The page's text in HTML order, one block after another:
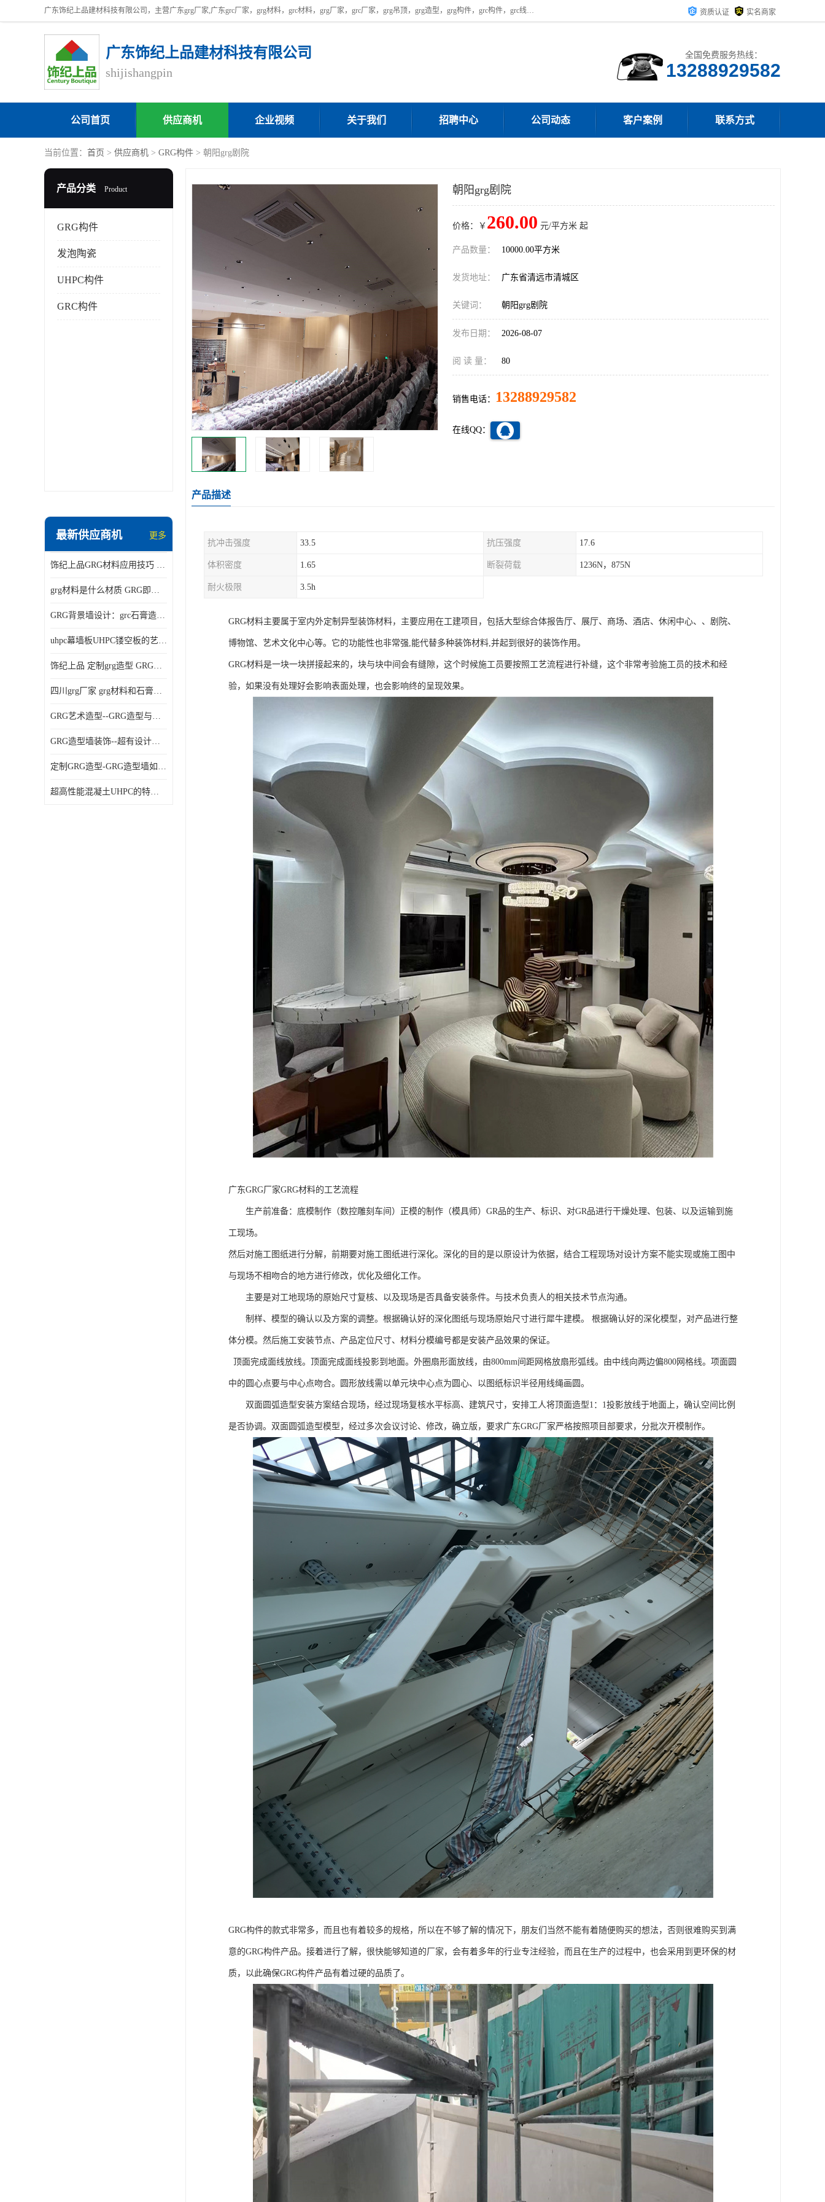
广东饰纪上品建材科技有限公司，主营广东grg厂家,广东grc厂家，grg材料，grc材料，grg厂家，grc厂家，grg吊顶，grg造型，grg构件，grc构件，grc线条，grc构件厂家,，grg材料生产厂家，grg材料定制，uhpc，uhpc厂家，uhpc外墙挂板，uhpc镂空幕墙板，厂房位于广东清远，如果您对我公司的产品服务感兴趣，请联系我们。 资质认证 实名商家
广东饰纪上品建材科技有限公司
shijishangpin
全国免费服务热线：
13288929582
公司首页 供应商机 企业视频 关于我们 招聘中心 公司动态 客户案例 联系方式
当前位置： 首页 > 供应商机 > GRG构件 > 朝阳grg剧院
产品分类 Product
GRG构件
发泡陶瓷
UHPC构件
GRC构件
最新供应商机 更多
饰纪上品GRG材料应用技巧 如何在工程中实现装饰效果
grg材料是什么材质 GRG即玻璃纤维增强石膏
GRG背景墙设计：grc石膏造型的创意灵感集
uhpc幕墙板UHPC镂空板的艺术：UHPC材质的革新力量
饰纪上品 定制grg造型 GRG吊材料特性与厚度
四川grg厂家 grg材料和石膏的区别
GRG艺术造型--GRG造型与会展中心装饰空间的**碰撞
GRG造型墙装饰--超有设计感的网红打卡餐厅GRG造型墙面
定制GRG造型-GRG造型墙如何上颜色
超高性能混凝土UHPC的特点和UHPC技术要求
朝阳grg剧院
价格：￥ 260.00 元/平方米 起
产品数量： 10000.00平方米
发货地址： 广东省清远市清城区
关键词： 朝阳grg剧院
发布日期： 2026-08-07
阅 读 量： 80
销售电话： 13288929582
在线QQ：
产品描述
抗冲击强度 33.5 抗压强度 17.6
体积密度 1.65 断裂荷载 1236N，875N
耐火极限 3.5h
GRG材料主要属于室内外定制异型装饰材料，主要应用在工建项目，包括大型综合体报告厅、展厅、商场、酒店、休闲中心、、剧院、
博物馆、艺术文化中心等。它的功能性也非常强,能代替多种装饰材料,并起到很好的装饰作用。
GRG材料是一块一块拼接起来的，块与块中间会有缝隙，这个时候施工员要按照工艺流程进行补缝，这个非常考验施工员的技术和经
验，如果没有处理好会影响表面处理，也会影响终的呈现效果。
广东GRG厂家GRG材料的工艺流程
生产前准备：底模制作（数控雕刻车间）正模的制作（模具师）GR品的生产、标识、对GR品进行干燥处理、包装、以及运输到施
工现场。
然后对施工图纸进行分解，前期要对施工图纸进行深化。深化的目的是以原设计为依据，结合工程现场对设计方案不能实现或施工图中
与现场不相吻合的地方进行修改，优化及细化工作。
主要是对工地现场的原始尺寸复核、以及现场是否具备安装条件。与技术负责人的相关技术节点沟通。
制样、模型的确认以及方案的调整。根据确认好的深化图纸与现场原始尺寸进行犀牛建模。 根据确认好的深化模型，对产品进行整
体分模。然后施工安装节点、产品定位尺寸、材料分模编号都是安装产品效果的保证。
顶面完成面线放线。顶面完成面线投影到地面。外圈扇形面放线，由800mm间距网格放扇形弧线。由中线向两边偏800网格线。项面圆
中的圆心点要与中心点吻合。圆形放线需以单元块中心点为圆心、以图纸标识半径用线绳画圆。
双面圆弧造型安装方案结合现场，经过现场复核水平标高、建筑尺寸，安排工人将顶面造型1：1投影放线于地面上，确认空间比例
是否协调。双面圆弧造型模型，经过多次会议讨论、修改，确立版，要求广东GRG厂家严格按照项目部要求，分批次开模制作。
GRG构件的款式非常多，而且也有着较多的规格，所以在不够了解的情况下，朋友们当然不能有着随便购买的想法，否则很难购买到满
意的GRG构件产品。接着进行了解，很快能够知道的厂家，会有着多年的行业专注经验，而且在生产的过程中，也会采用到更环保的材
质，以此确保GRG构件产品有着过硬的品质了。